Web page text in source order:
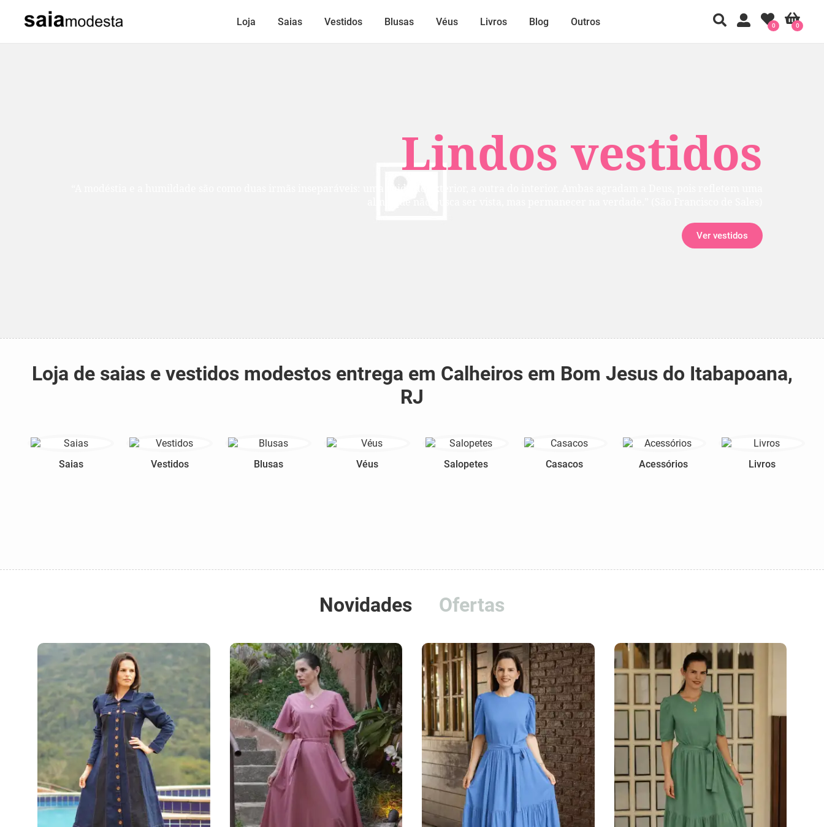
Lindos vestidos
Ver vestidos
Loja Saias Vestidos Blusas Véus Livros Blog Outros 0
0
Loja de saias e vestidos modestos entrega em Calheiros em Bom Jesus do Itabapoana,
RJ
Saias Vestidos Blusas Véus Salopetes Casacos Acessórios Livros
Novidades Ofertas